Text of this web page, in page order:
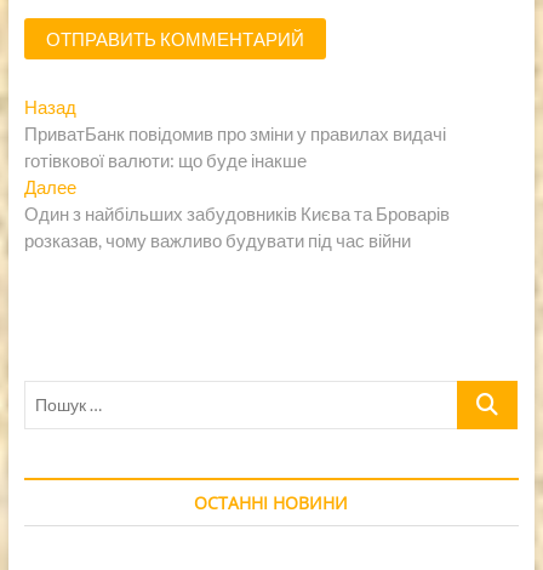
Навигация
по
записям
НазадПредыдущая
запись:
ПриватБанк повідомив про зміни у правилах видачі
готівкової валюти: що буде інакше
ДалееСледующая
запись:
Один з найбільших забудовників Києва та Броварів
розказав, чому важливо будувати під час війни
Пошук
ОСТАННІ НОВИНИ